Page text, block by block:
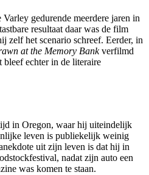
gedurende meerdere jaren in
resultaat daar was de film
zelf het scenario schreef. Eerder, in
at the Memory Bankverfilmd
echter in de literaire
in Oregon, waar hij uiteindelijk
leven is publiekelijk weinig
uit zijn leven is dat hij in
nadat zijn auto een
was komen te staan.